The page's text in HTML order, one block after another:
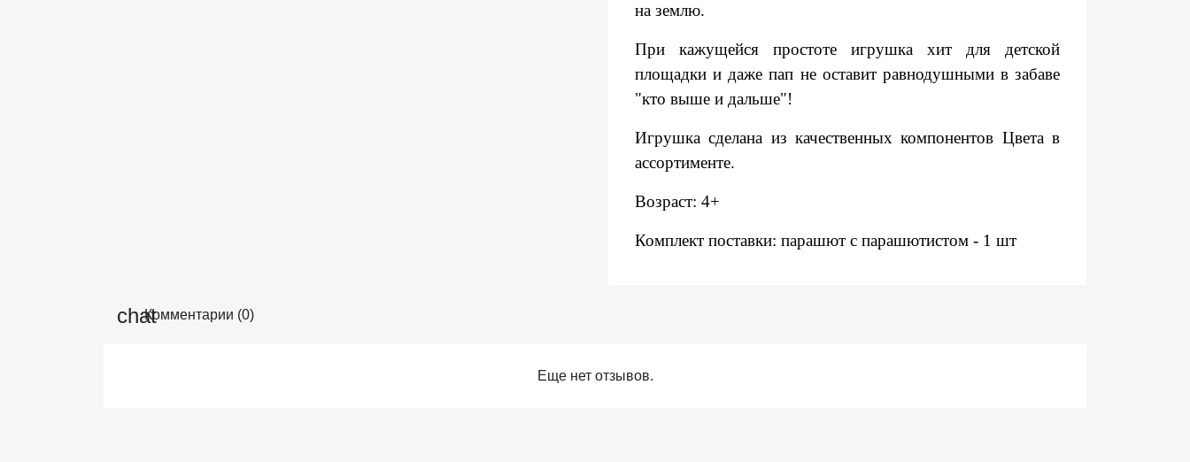
на землю.
При кажущейся простоте игрушка хит для детской
площадки и даже пап не оставит равнодушными в забаве
"кто выше и дальше"!
Игрушка сделана из качественных компонентов Цвета в
ассортименте.
Возраст: 4+
Комплект поставки: парашют с парашютистом - 1 шт
Комментарии (0)
Еще нет отзывов.